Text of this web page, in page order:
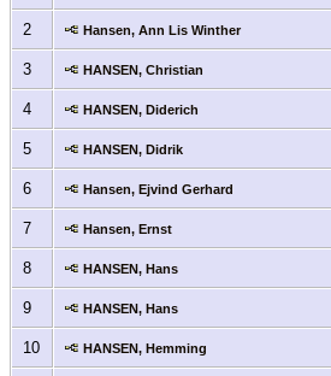
2 Hansen, Ann Lis Winther
3 HANSEN, Christian
4 HANSEN, Diderich
5 HANSEN, Didrik
6 Hansen, Ejvind Gerhard
7 Hansen, Ernst
8 HANSEN, Hans
9 HANSEN, Hans
10 HANSEN, Hemming